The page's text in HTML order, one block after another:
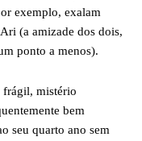
exemplo, exalam
(a amizade dos dois,
ponto a menos).
frágil, mistério
bem
seu quarto ano sem